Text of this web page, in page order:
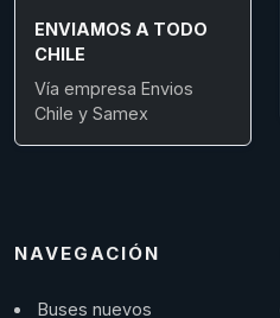
ENVIAMOS A TODO
CHILE
Vía empresa Envios
Chile y Samex
NAVEGACIÓN
Buses nuevos